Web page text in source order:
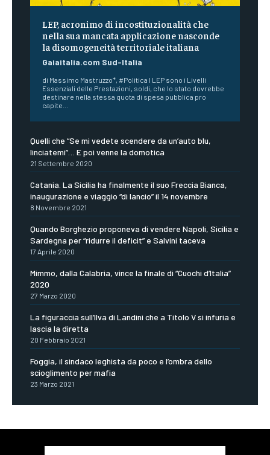
LEP, acronimo di incostituzionalità che
nella sua mancata applicazione nasconde
la disomogeneità territoriale italiana
Gaiaitalia.com Sud-Italia
di Massimo Mastruzzo*, #Politica I LEP sono i Livelli
Essenziali delle Prestazioni, soldi, che lo stato dovrebbe
destinare nella stessa quota di spesa pubblica pro
capite...
Quelli che “Se mi vedete scendere da un’auto blu,
linciatemi”… E poi venne la domotica
21 Settembre 2020
Catania. La Sicilia ha finalmente il suo Freccia Bianca,
inaugurazione e viaggio “di lancio” il 14 novembre
8 Novembre 2021
Quando Borghezio proponeva di vendere Napoli, Sicilia e
Sardegna per “ridurre il deficit” e Salvini taceva
17 Aprile 2020
Mimmo, dalla Calabria, vince la finale di “Cuochi d’Italia”
2020
27 Marzo 2020
La figuraccia sull’Ilva di Landini che a Titolo V si infuria e
lascia la diretta
20 Febbraio 2021
Foggia, il sindaco leghista da poco e l’ombra dello
scioglimento per mafia
23 Marzo 2021